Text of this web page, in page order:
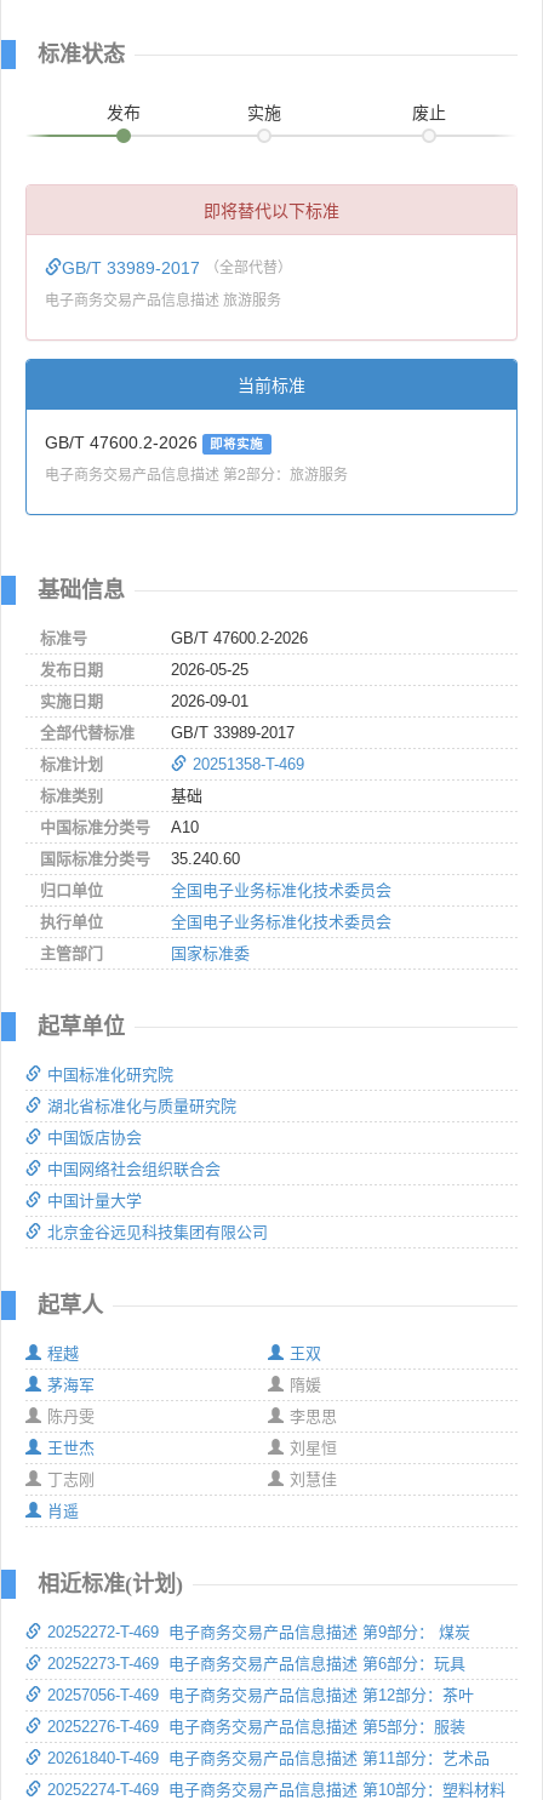
标准状态
发布 实施 废止
即将替代以下标准
GB/T 33989-2017 （全部代替）
电子商务交易产品信息描述 旅游服务
当前标准
GB/T 47600.2-2026 即将实施
电子商务交易产品信息描述 第2部分：旅游服务
基础信息
标准号
GB/T 47600.2-2026
发布日期
2026-05-25
实施日期
2026-09-01
全部代替标准
GB/T 33989-2017
标准计划
20251358-T-469
标准类别
基础
中国标准分类号
A10
国际标准分类号
35.240.60
归口单位
全国电子业务标准化技术委员会
执行单位
全国电子业务标准化技术委员会
主管部门
国家标准委
起草单位
中国标准化研究院
湖北省标准化与质量研究院
中国饭店协会
中国网络社会组织联合会
中国计量大学
北京金谷远见科技集团有限公司
起草人
程越
王双
茅海军
隋媛
陈丹雯
李思思
王世杰
刘星恒
丁志刚
刘慧佳
肖遥
相近标准(计划)
20252272-T-469 电子商务交易产品信息描述 第9部分： 煤炭
20252273-T-469 电子商务交易产品信息描述 第6部分：玩具
20257056-T-469 电子商务交易产品信息描述 第12部分：茶叶
20252276-T-469 电子商务交易产品信息描述 第5部分：服装
20261840-T-469 电子商务交易产品信息描述 第11部分：艺术品
20252274-T-469 电子商务交易产品信息描述 第10部分：塑料材料